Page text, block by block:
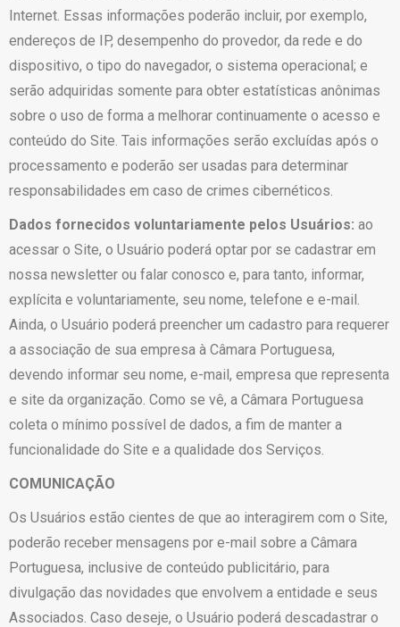
Internet. Essas informações poderão incluir, por exemplo,
endereços de IP, desempenho do provedor, da rede e do
dispositivo, o tipo do navegador, o sistema operacional; e
serão adquiridas somente para obter estatísticas anônimas
sobre o uso de forma a melhorar continuamente o acesso e
conteúdo do Site. Tais informações serão excluídas após o
processamento e poderão ser usadas para determinar
responsabilidades em caso de crimes cibernéticos.
Dados fornecidos voluntariamente pelos Usuários: ao
acessar o Site, o Usuário poderá optar por se cadastrar em
nossa newsletter ou falar conosco e, para tanto, informar,
explícita e voluntariamente, seu nome, telefone e e-mail.
Ainda, o Usuário poderá preencher um cadastro para requerer
a associação de sua empresa à Câmara Portuguesa,
devendo informar seu nome, e-mail, empresa que representa
e site da organização. Como se vê, a Câmara Portuguesa
coleta o mínimo possível de dados, a fim de manter a
funcionalidade do Site e a qualidade dos Serviços.
COMUNICAÇÃO
Os Usuários estão cientes de que ao interagirem com o Site,
poderão receber mensagens por e-mail sobre a Câmara
Portuguesa, inclusive de conteúdo publicitário, para
divulgação das novidades que envolvem a entidade e seus
Associados. Caso deseje, o Usuário poderá descadastrar o